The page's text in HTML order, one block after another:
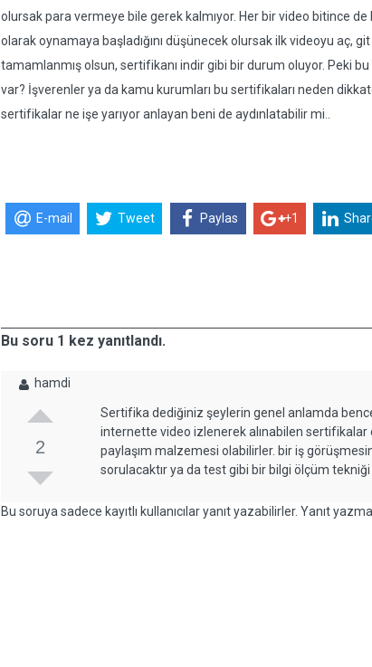
olursak para vermeye bile gerek kalmıyor. Her bir video bitince
olarak oynamaya başladığını düşünecek olursak ilk videoyu aç,
tamamlanmış olsun, sertifikanı indir gibi bir durum oluyor. Peki
var? İşverenler ya da kamu kurumları bu sertifikaları neden
sertifikalar ne işe yarıyor anlayan beni de aydınlatabilir mi..
E-mail Tweet Paylas +1
Bu soru 1 kez yanıtlandı.
hamdi
2
Sertifika dediğiniz şeylerin genel anlamda
internette video izlenerek alınabilen
paylaşım malzemesi olabilirler. bir iş
sorulacaktır ya da test gibi bir bilgi ölçüm tekniği
Bu soruya sadece kayıtlı kullanıcılar yanıt yazabilirler. Yanıt